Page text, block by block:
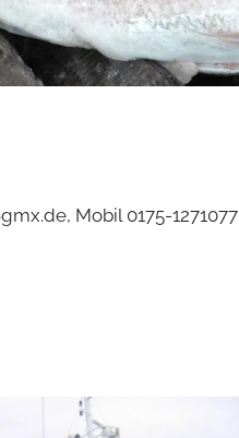
, Mobil 0175-1271077